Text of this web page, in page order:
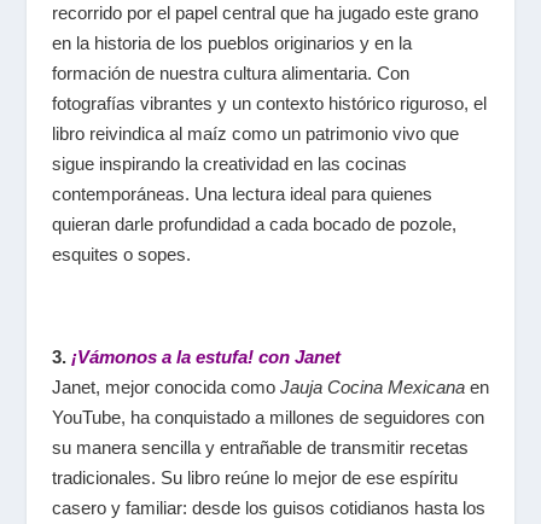
recorrido por el papel central que ha jugado este grano
en la historia de los pueblos originarios y en la
formación de nuestra cultura alimentaria. Con
fotografías vibrantes y un contexto histórico riguroso, el
libro reivindica al maíz como un patrimonio vivo que
sigue inspirando la creatividad en las cocinas
contemporáneas. Una lectura ideal para quienes
quieran darle profundidad a cada bocado de pozole,
esquites o sopes.
3. ¡Vámonos a la estufa! con Janet
Janet, mejor conocida como Jauja Cocina Mexicanaen
YouTube, ha conquistado a millones de seguidores con
su manera sencilla y entrañable de transmitir recetas
tradicionales. Su libro reúne lo mejor de ese espíritu
casero y familiar: desde los guisos cotidianos hasta los